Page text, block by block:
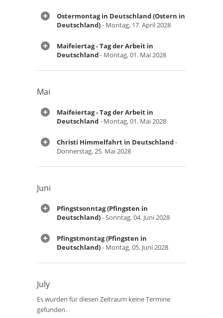
Ostermontag in Deutschland (Ostern in
Deutschland)- Montag, 17. April 2028
Maifeiertag - Tag der Arbeit in
Deutschland- Montag, 01. Mai 2028
Mai
Maifeiertag - Tag der Arbeit in
Deutschland- Montag, 01. Mai 2028
Christi Himmelfahrt in Deutschland-
Donnerstag, 25. Mai 2028
Juni
Pfingstsonntag (Pfingsten in
Deutschland)- Sonntag, 04. Juni 2028
Pfingstmontag (Pfingsten in
Deutschland)- Montag, 05. Juni 2028
July
Es wurden für diesen Zeitraum keine Termine
gefunden.